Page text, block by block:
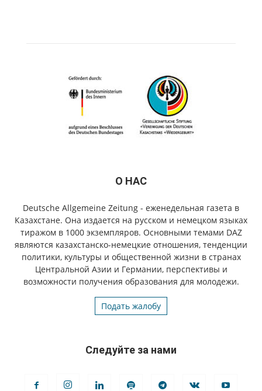
О НАС
Deutsche Allgemeine Zeitung - еженедельная газета в
Казахстане. Она издается на русском и немецком языках
тиражом в 1000 экземпляров. Основными темами DAZ
являются казахстанско-немецкие отношения, тенденции
политики, культуры и общественной жизни в странах
Центральной Азии и Германии, перспективы и
возможности получения образования для молодежи.
Подать жалобу
Следуйте за нами